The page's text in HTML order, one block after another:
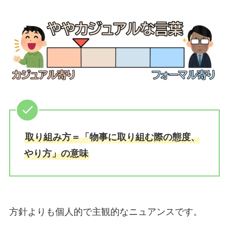
取り組み方＝「物事に取り組む際の態度、
やり方」の意味
方針よりも個人的で主観的なニュアンスです。